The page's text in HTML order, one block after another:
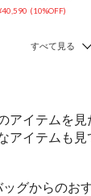
(10%OFF)
アイテムを見
アイテムも見
ッグからのお